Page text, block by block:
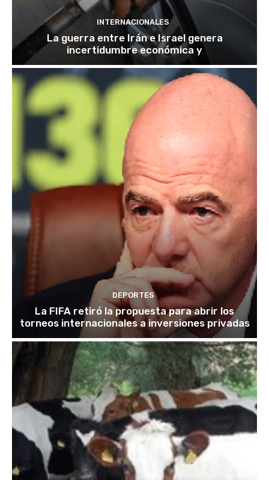
INTERNACIONALES
La guerra entre Irán e Israel genera
incertidumbre económica y
DEPORTES
La FIFA retiró la propuesta para abrir los
torneos internacionales a inversiones privadas